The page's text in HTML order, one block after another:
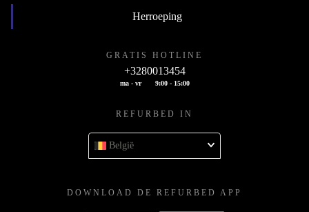
Herroeping
GRATIS HOTLINE
+3280013454
ma - vr 9:00 - 15:00
REFURBED IN
België
DOWNLOAD DE REFURBED APP